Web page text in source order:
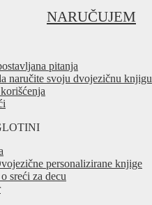
NARUČUJEM
pitanja
naručite svoju dvojezičnu knjigu
personalizirane knjige
sreći za decu